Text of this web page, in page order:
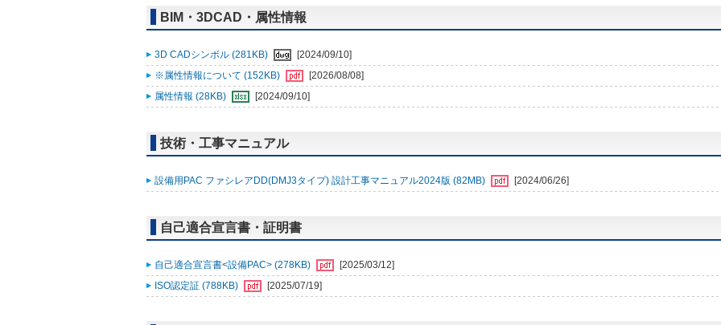
BIM・3DCAD・属性情報
3D CADシンボル (281KB)
[2024/09/10]
※属性情報について (152KB)
[2026/08/08]
属性情報 (28KB)
[2024/09/10]
技術・工事マニュアル
設備用PAC ファシレアDD(DMJ3タイプ) 設計工事マニュアル2024版 (82MB) [2024/06/26]
自己適合宣言書・証明書
自己適合宣言書<設備PAC> (278KB)
[2025/03/12]
ISO認定証 (788KB)
[2025/07/19]